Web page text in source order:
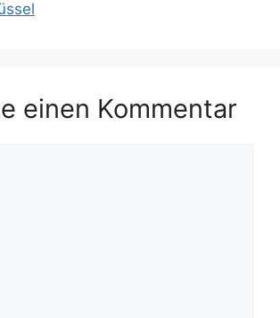
einen Kommentar